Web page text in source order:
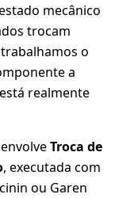
mecânico
trocam
o
a
realmente
Troca de
, executada com
ou Garen